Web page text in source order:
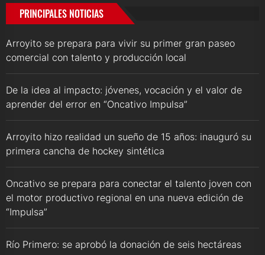
PRINCIPALES NOTICIAS
Arroyito se prepara para vivir su primer gran paseo
comercial con talento y producción local
De la idea al impacto: jóvenes, vocación y el valor de
aprender del error en “Oncativo Impulsa”
Arroyito hizo realidad un sueño de 15 años: inauguró su
primera cancha de hockey sintética
Oncativo se prepara para conectar el talento joven con
el motor productivo regional en una nueva edición de
“Impulsa”
Río Primero: se aprobó la donación de seis hectáreas